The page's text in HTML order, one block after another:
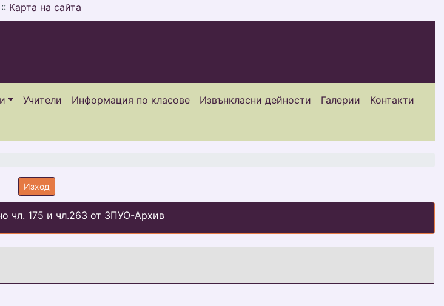
:: Карта на сайта
Учители Информация по класове Извънкласни дейности Галерии
Контакти
Изход
чл. 175 и чл.263 от ЗПУО-Архив